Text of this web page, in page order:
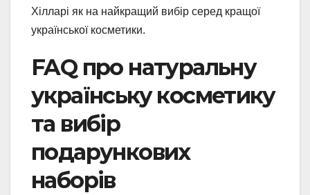
Хілларі як на найкращий вибір серед кращої
української косметики.
FAQ про натуральну
українську косметику
та вибір
подарункових
наборів